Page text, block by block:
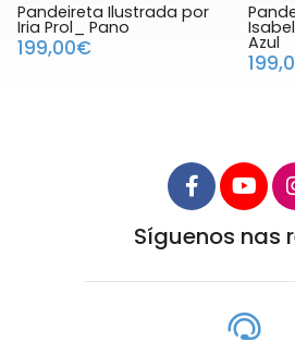
por Pandeireta Ilustrada por
Isabel Camarasa_ Xardín
Azul
199,00€
Síguenos nas